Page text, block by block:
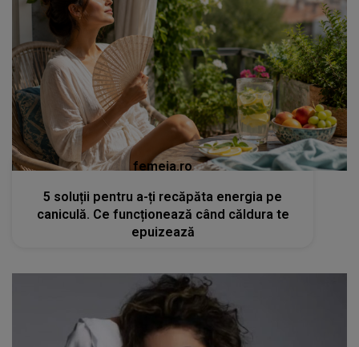
femeia.ro
5 soluții pentru a-ți recăpăta energia pe
caniculă. Ce funcționează când căldura te
epuizează